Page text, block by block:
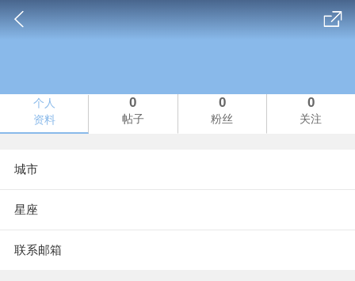
个人
资料
0
帖子
0
粉丝
0
关注
城市
星座
联系邮箱